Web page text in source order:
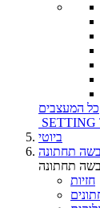
כל המעצבים
ביוטי
תחתונה
תחתונה
חזיות